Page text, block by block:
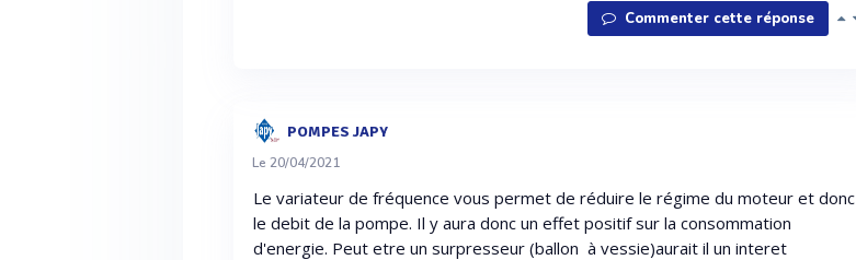
Commenter cette réponse
POMPES JAPY
Le 20/04/2021
Le variateur de fréquence vous permet de réduire le régime du moteur et donc
le debit de la pompe. Il y aura donc un effet positif sur la consommation
d'energie. Peut etre un surpresseur (ballon à vessie)aurait il un interet